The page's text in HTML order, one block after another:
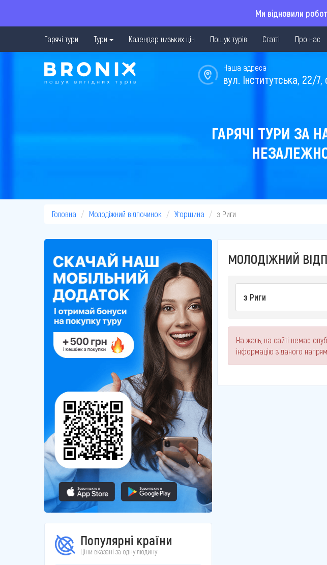
Ми відновили
Гарячі тури Тури Календар низьких цін Пошук турів Статті Про нас
Наша адреса
вул. Інститутська, 22/7,
ГАРЯЧІ ТУРИ ЗА
Головна Молодіжний відпочинок Угорщина з Риги
Популярні країни
Ціни вказані за одну людину
МОЛОДІЖНИЙ
з Риги
На жаль, на сайті немає
інформацію з даного